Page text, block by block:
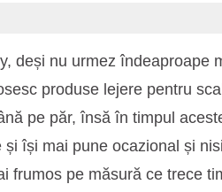
deși nu urmez îndeaproape
produse lejere pentru
pe păr, însă în timpul
își mai pune ocazional și
frumos pe măsură ce trece